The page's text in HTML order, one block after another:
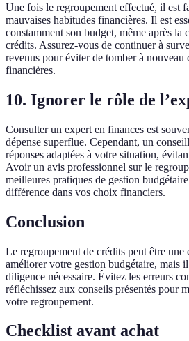
Une fois le regroupement effectué, il est
mauvaises habitudes financières. Il est
constamment son budget, même après la
crédits. Assurez-vous de continuer à
revenus pour éviter de tomber à nouveau
financières.
10. Ignorer le rôle de
Consulter un expert en finances est
dépense superflue. Cependant, un
réponses adaptées à votre situation,
Avoir un avis professionnel sur le
meilleures pratiques de gestion
différence dans vos choix financiers.
Conclusion
Le regroupement de crédits peut être
améliorer votre gestion budgétaire, mais
diligence nécessaire. Évitez les erreurs
réfléchissez aux conseils présentés pour
votre regroupement.
Checklist avant achat